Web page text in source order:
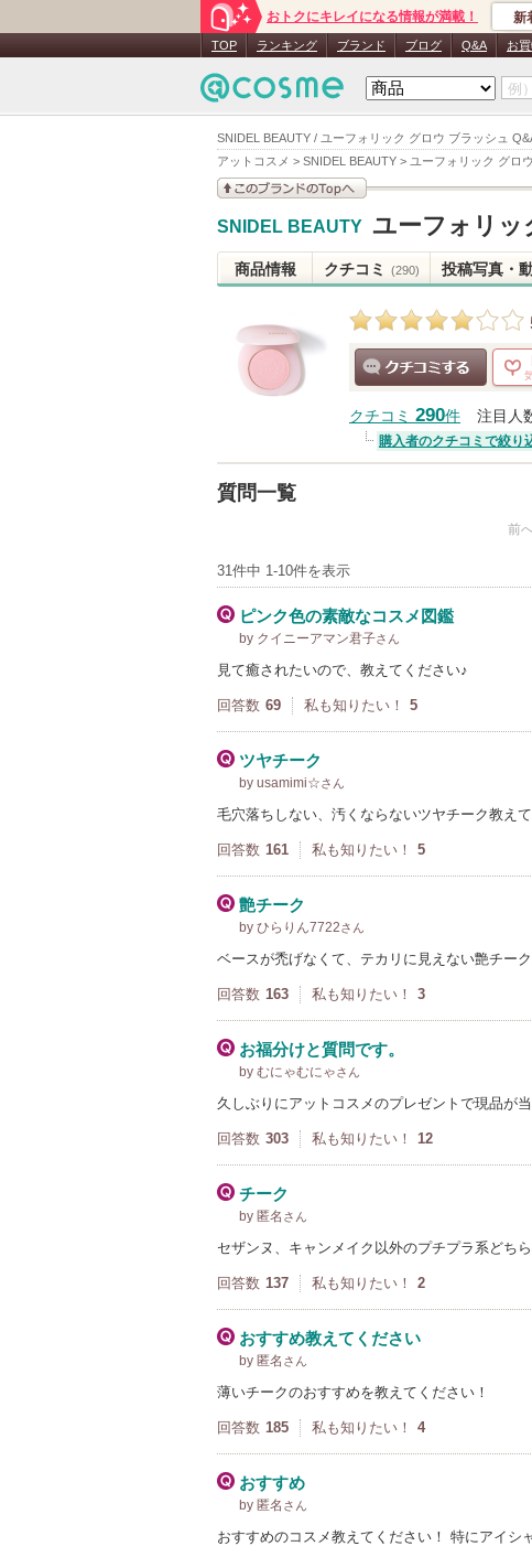
SNIDEL BEAUTY / ユーフォリック グロウ ブラッシュ
アットコスメ > SNIDEL BEAUTY > ユーフォリック グロ
おトクにキレイになる情報が満載！ 新
TOP ランキング ブランド ブログ Q&A お
SNIDEL BEAUTY ユーフォリッ
商品情報 クチコミ (290) 投稿写真・
クチコミ 290件 注目人
購入者のクチコミで絞り
質問一覧
前
31件中 1-10件を表示
ピンク色の素敵なコスメ図鑑
by クイニーアマン君子さん
見て癒されたいので、教えてください♪
回答数 69 私も知りたい！ 5
ツヤチーク
by usamimi☆さん
毛穴落ちしない、汚くならないツヤチーク教え
回答数 161 私も知りたい！ 5
艶チーク
by ひらりん7722さん
ベースが禿げなくて、テカリに見えない艶チー
回答数 163 私も知りたい！ 3
お福分けと質問です。
by むにゃむにゃさん
久しぶりにアットコスメのプレゼントで現品が
回答数 303 私も知りたい！ 12
チーク
by 匿名 さん
セザンヌ、キャンメイク以外のプチプラ系どち
回答数 137 私も知りたい！ 2
おすすめ教えてください
by 匿名 さん
薄いチークのおすすめを教えてください！
回答数 185 私も知りたい！ 4
おすすめ
by 匿名 さん
おすすめのコスメ教えてください！ 特にアイ